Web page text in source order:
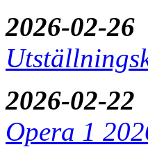
2026-02-26
2026-02-22
Opera 1